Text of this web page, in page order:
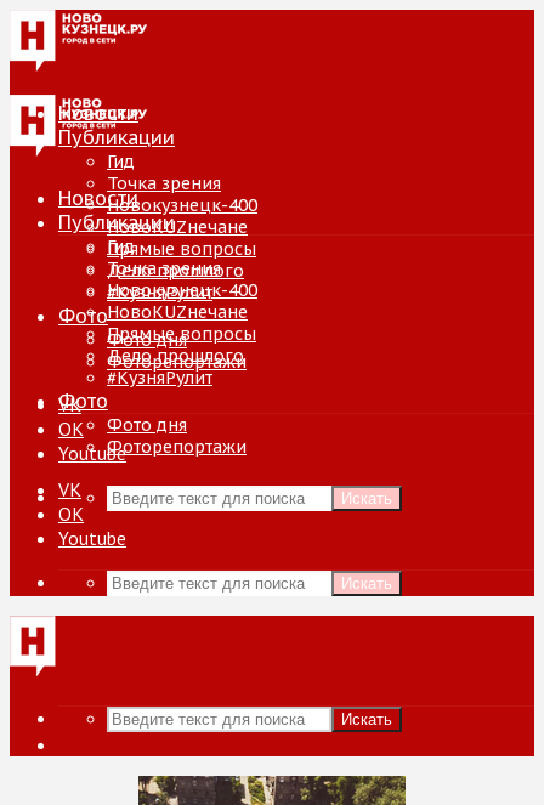
Новости
Публикации
Гид
Точка зрения
Новокузнецк-400
НовоKUZнечане
Прямые вопросы
Дело прошлого
#КузняРулит
Фото
Фото дня
Фоторепортажи
VK
ОК
Youtube
Искать
Новости
Публикации
Гид
Точка зрения
Новокузнецк-400
НовоKUZнечане
Прямые вопросы
Дело прошлого
#КузняРулит
Фото
Фото дня
Фоторепортажи
VK
ОК
Youtube
Искать
Искать